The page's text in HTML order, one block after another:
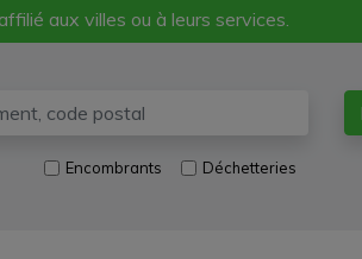
aux villes ou à leurs services.
Encombrants Déchetteries